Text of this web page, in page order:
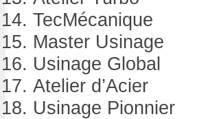
TecMécanique
Master Usinage
Usinage Global
Atelier d’Acier
Usinage Pionnier